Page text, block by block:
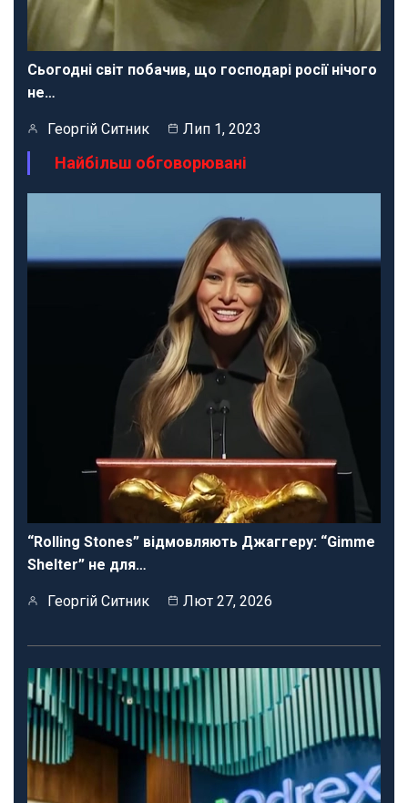
Сьогодні світ побачив, що господарі росії нічого
не…
Георгій Ситник Лип 1, 2023
Найбільш обговорювані
“Rolling Stones” відмовляють Джаггеру: “Gimme
Shelter” не для…
Георгій Ситник Лют 27, 2026